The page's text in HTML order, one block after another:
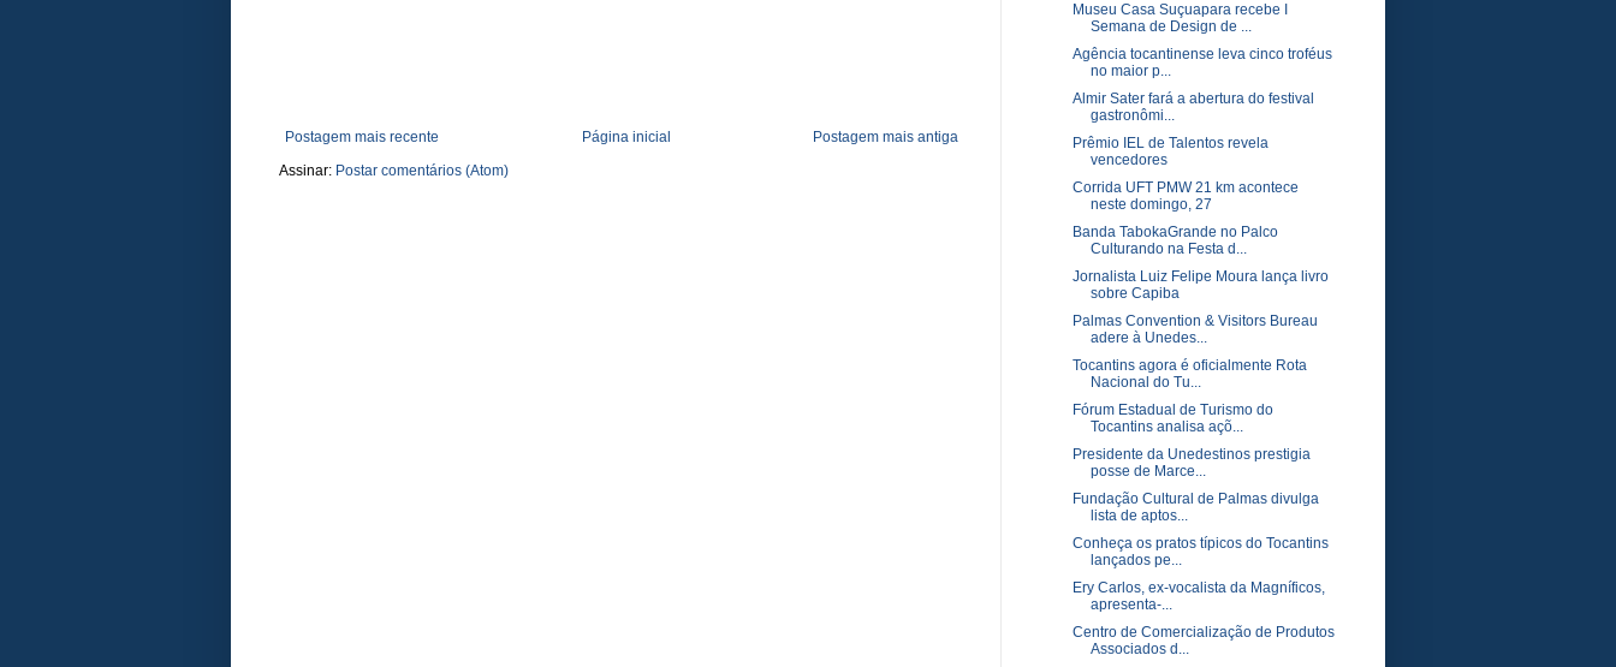
Postagem mais recente Postagem mais antiga
Página inicial
Assinar: Postar comentários (Atom)
Museu Casa Suçuapara recebe I
Semana de Design de ...
Agência tocantinense leva cinco troféus
no maior p...
Almir Sater fará a abertura do festival
gastronômi...
Prêmio IEL de Talentos revela
vencedores
Corrida UFT PMW 21 km acontece
neste domingo, 27
Banda TabokaGrande no Palco
Culturando na Festa d...
Jornalista Luiz Felipe Moura lança livro
sobre Capiba
Palmas Convention & Visitors Bureau
adere à Unedes...
Tocantins agora é oficialmente Rota
Nacional do Tu...
Fórum Estadual de Turismo do
Tocantins analisa açõ...
Presidente da Unedestinos prestigia
posse de Marce...
Fundação Cultural de Palmas divulga
lista de aptos...
Conheça os pratos típicos do Tocantins
lançados pe...
Ery Carlos, ex-vocalista da Magníficos,
apresenta-...
Centro de Comercialização de Produtos
Associados d...